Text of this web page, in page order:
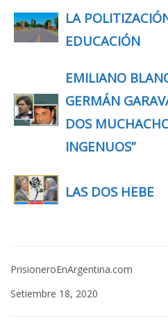
LA
EDUCACIÓN
EMILIANO
GERMÁN
DOS
INGENUOS”
LAS DOS HEBE
PrisioneroEnArgentina.com
Setiembre 18, 2020